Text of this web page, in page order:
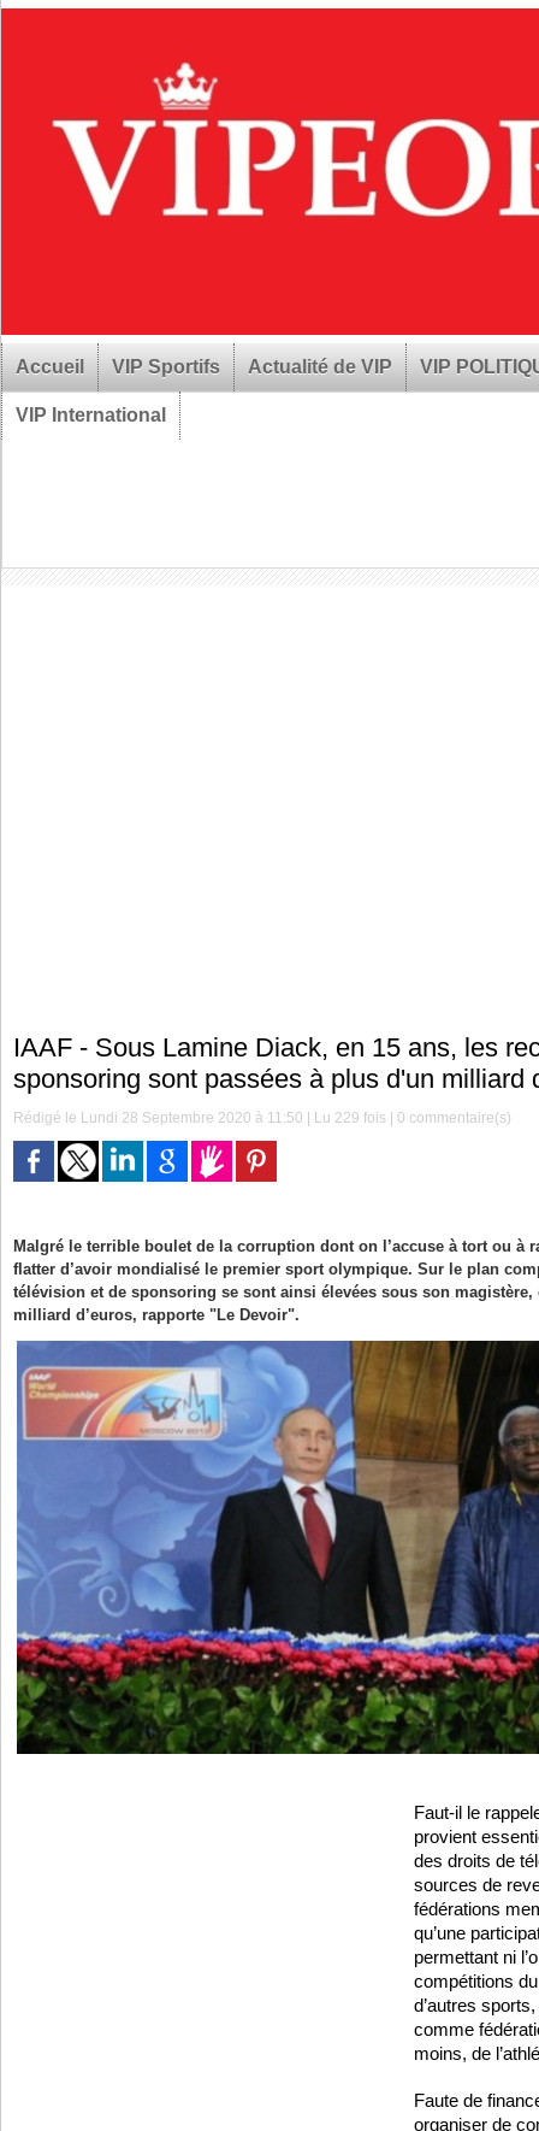
Accueil VIP Sportifs Actualité de VIP VIP
VIP International
IAAF - Sous Lamine Diack, en 15 ans, les
sponsoring sont passées à plus d'un milliard
Rédigé le Lundi 28 Septembre 2020 à 11:50 | Lu 229 fois |0 commentaire(s)
Malgré le terrible boulet de la corruption dont on l’accuse à tort ou à
flatter d’avoir mondialisé le premier sport olympique. Sur le plan
télévision et de sponsoring se sont ainsi élevées sous son magistère,
milliard d’euros, rapporte "Le Devoir".
Faut-il le
provient
des droits de
sources de
fédérations
qu’une
permettant ni
compétitions
d’autres
comme
moins, de
Faute de
organiser de